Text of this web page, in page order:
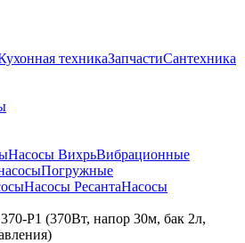
техникаЗапчастиСантехника
Насосы ВихрьВибрационные
Погружные
Насосы РесантаНасосы
P1 (370Вт, напор 30м, бак 2л,